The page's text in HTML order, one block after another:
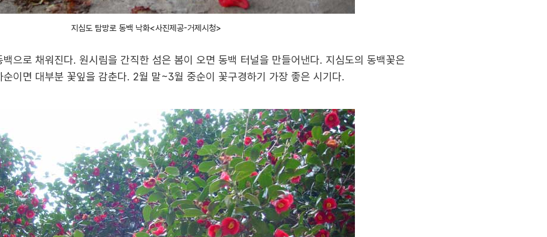
지심도 탐방로 동백 낙화<사진제공-거제시청>
으로 채워진다. 원시림을 간직한 섬은 봄이 오면 동백 터널을 만들어낸다. 지심도의 동백꽃은
이면 대부분 꽃잎을 감춘다. 2월 말~3월 중순이 꽃구경하기 가장 좋은 시기다.